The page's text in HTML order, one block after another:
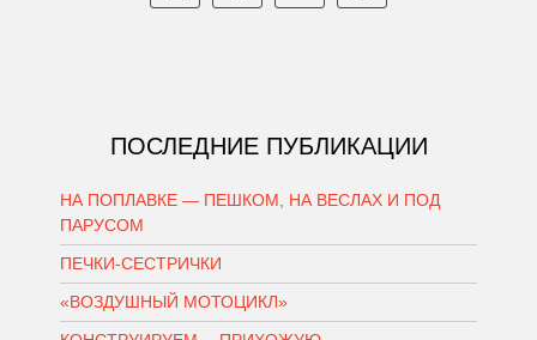
ПОСЛЕДНИЕ ПУБЛИКАЦИИ
НА ПОПЛАВКЕ — ПЕШКОМ, НА ВЕСЛАХ И ПОД
ПАРУСОМ
ПЕЧКИ-СЕСТРИЧКИ
«ВОЗДУШНЫЙ МОТОЦИКЛ»